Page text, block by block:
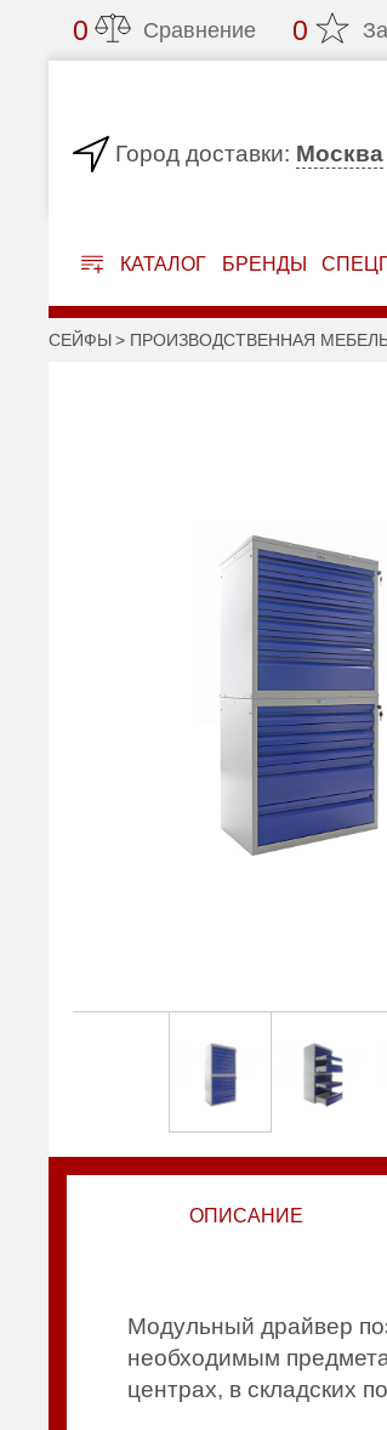
0 Сравнение 0
Город доставки: Москва
КАТАЛОГ БРЕНДЫ
СЕЙФЫ ПРОИЗВОДСТВЕННАЯ
ОПИСАНИЕ
Модульный драйвер
необходимым
центрах, в складских